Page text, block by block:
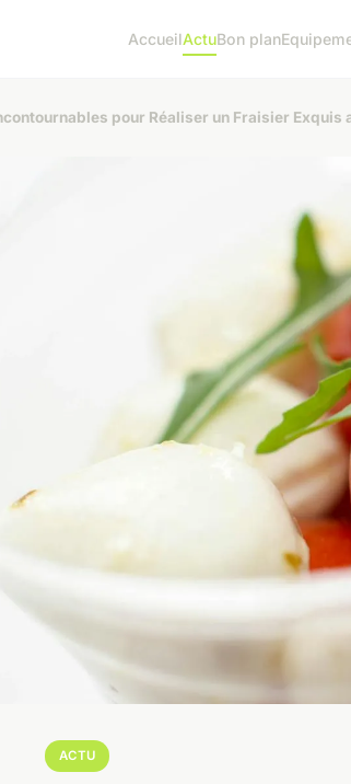
AccueilActuBon plan
pour Réaliser un Fraisier Exquis
ACTU